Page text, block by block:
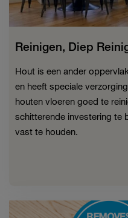
Reinigen, Diep
Hout is een ander
en heeft speciale
houten vloeren goed te
schitterende investering te
vast te houden.